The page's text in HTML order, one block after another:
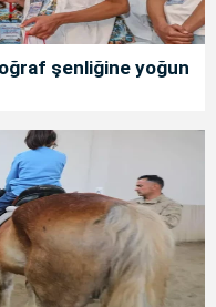
şenliğine yoğun